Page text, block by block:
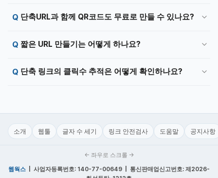
단축URL과 함께 QR코드도 무료로 만들 수 있나요?
짧은 URL 만들기는 어떻게 하나요?
단축 링크의 클릭수 추적은 어떻게 확인하나요?
소개 웹툴 글자 수 세기 링크 안전검사 도움말 공지사항
← 좌우로 스크롤 →
웹웍스 | 사업자등록번호: 140-77-00649 | 통신판매업신고번호: 제2026-